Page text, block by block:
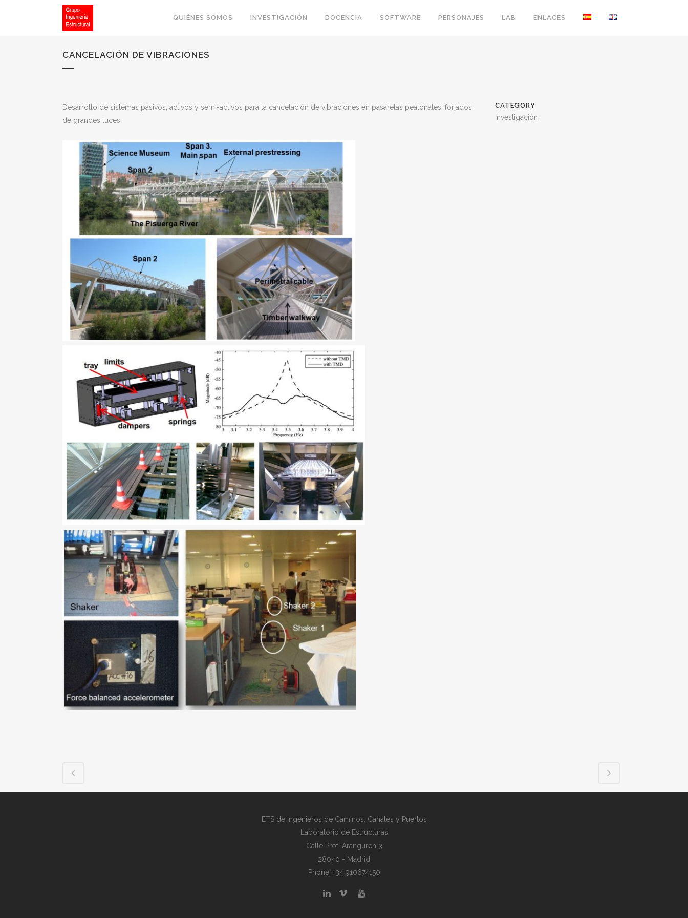
QUIÉNES SOMOS INVESTIGACIÓN DOCENCIA SOFTWARE PERSONAJES LAB ENLACES
CANCELACIÓN DE VIBRACIONES
Desarrollo de sistemas pasivos, activos y semi-activos para la cancelación de vibraciones en pasarelas peatonales, forjados
de grandes luces.
CATEGORY
Investigación
ETS de Ingenieros de Caminos, Canales y Puertos
Laboratorio de Estructuras
Calle Prof. Aranguren 3
28040 - Madrid
Phone: +34 910674150